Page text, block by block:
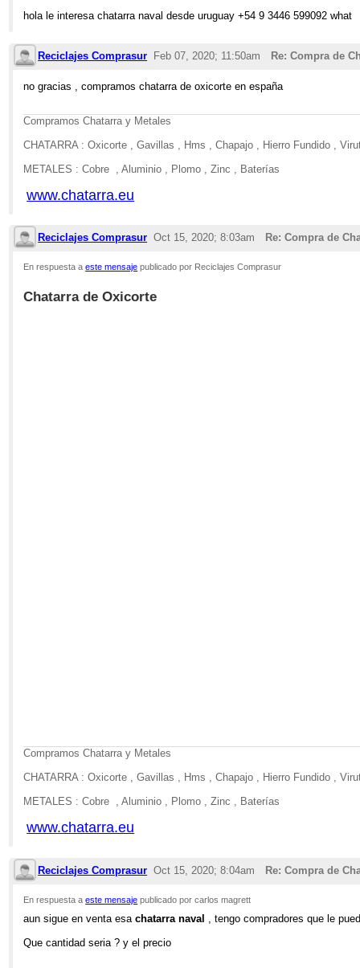
hola le interesa chatarra naval desde uruguay +54 9 3446 599092 what
Reciclajes Comprasur Feb 07, 2020; 11:50am Re: Compra de
no gracias , compramos chatarra de oxicorte en españa
Compramos Chatarra y Metales
CHATARRA : Oxicorte , Gavillas , Hms , Chapajo , Hierro Fundido ,
METALES : Cobre , Aluminio , Plomo , Zinc , Baterías
www.chatarra.eu
Reciclajes Comprasur Oct 15, 2020; 8:03am Re: Compra de
En respuesta aeste mensaje publicado por Reciclajes Comprasur
Chatarra de Oxicorte
Compramos Chatarra y Metales
CHATARRA : Oxicorte , Gavillas , Hms , Chapajo , Hierro Fundido ,
METALES : Cobre , Aluminio , Plomo , Zinc , Baterías
www.chatarra.eu
Reciclajes Comprasur Oct 15, 2020; 8:04am Re: Compra de
En respuesta aeste mensaje publicado por carlos magrett
aun sigue en venta esachatarra naval , tengo compradores que le
Que cantidad seria ? y el precio